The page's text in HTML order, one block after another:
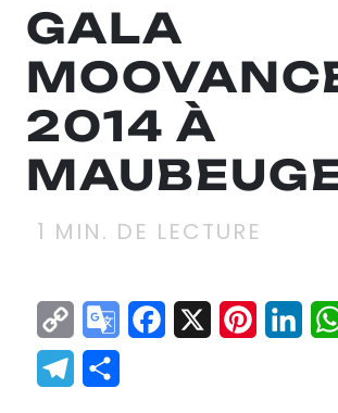
GALA
2014 À
1 MIN. DE LECTURE
Copy
Link
GoogleFacebook
X
Telegram